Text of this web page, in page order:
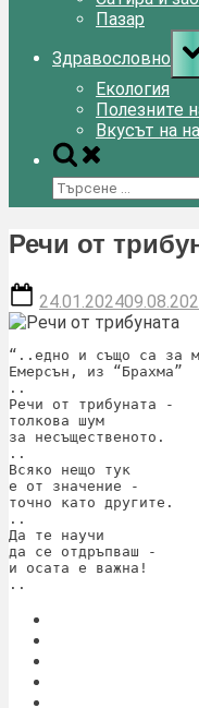
Пазар
Здравословно
Екология
Полезните
Вкусът на
Toggle
search
form
Търсене
за:
Речи от
Posted
on
24.01.2024
“..едно и също са за
Емерсън, из “Брахма”
..
Речи от трибуната -
толкова шум
за несъщественото.
..
Всяко нещо тук
е от значение -
точно като другите.
..
Да те научи
да се отдръпваш -
и осата е важна!
..